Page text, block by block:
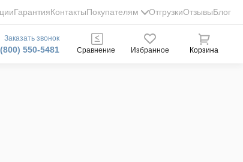
ГарантияКонтактыПокупателям ОтгрузкиОтзывыБлог
Заказать звонок
550-5481 Сравнение Избранное Корзина